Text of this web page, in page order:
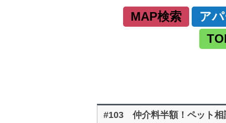
MAP検索
ア
#103 仲介料半額！ペット